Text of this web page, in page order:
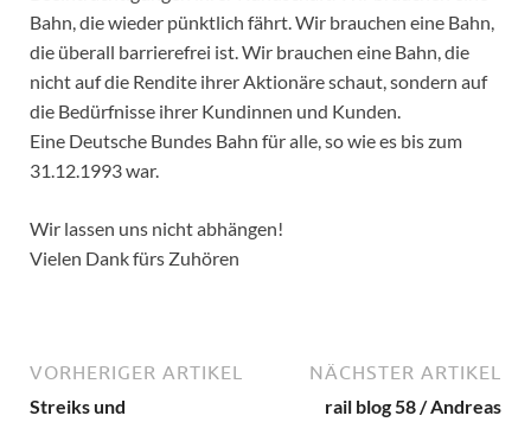
Bahn, die wieder pünktlich fährt. Wir brauchen eine Bahn,
die überall barrierefrei ist. Wir brauchen eine Bahn, die
nicht auf die Rendite ihrer Aktionäre schaut, sondern auf
die Bedürfnisse ihrer Kundinnen und Kunden.
Eine Deutsche Bundes Bahn für alle, so wie es bis zum
31.12.1993 war.
Wir lassen uns nicht abhängen!
Vielen Dank fürs Zuhören
VORHERIGER ARTIKEL
Streiks und
NÄCHSTER ARTIKEL
rail blog 58 / Andreas